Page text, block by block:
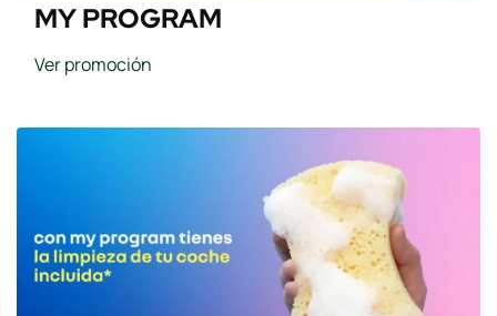
MY PROGRAM
Ver promoción